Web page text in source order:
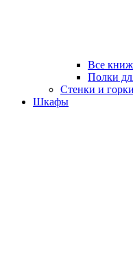
Все
Полки
Стенки и горки
Шкафы